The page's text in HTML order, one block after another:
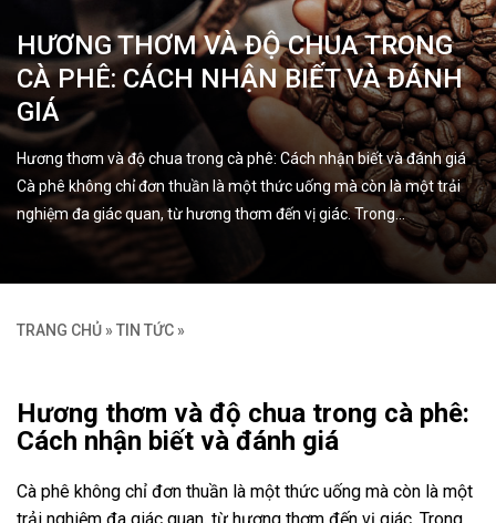
HƯƠNG THƠM VÀ ĐỘ CHUA TRONG
CÀ PHÊ: CÁCH NHẬN BIẾT VÀ ĐÁNH
GIÁ
Hương thơm và độ chua trong cà phê: Cách nhận biết và đánh giá
Cà phê không chỉ đơn thuần là một thức uống mà còn là một trải
nghiệm đa giác quan, từ hương thơm đến vị giác. Trong…
TRANG CHỦ » TIN TỨC »
Hương thơm và độ chua trong cà phê:
Cách nhận biết và đánh giá
Cà phê không chỉ đơn thuần là một thức uống mà còn là một